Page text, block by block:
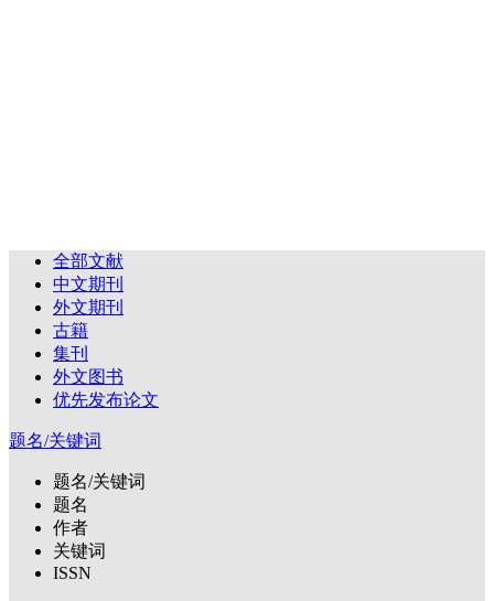
全部文献
中文期刊
外文期刊
古籍
集刊
外文图书
优先发布论文
题名/关键词
题名/关键词
题名
作者
关键词
ISSN